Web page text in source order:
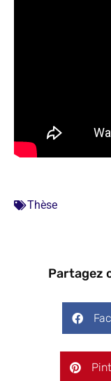
Thèse
Partagez